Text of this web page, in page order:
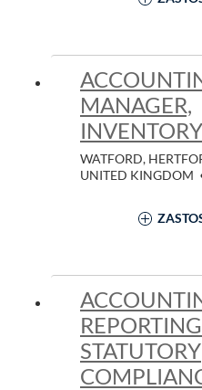
MANAGER,
INVENTORY
WATFORD,
UNITED KINGDOM
STATUTORY